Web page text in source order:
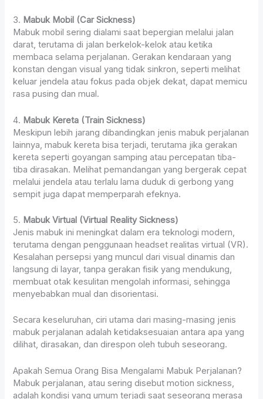
3. Mabuk Mobil (Car Sickness)
Mabuk mobil sering dialami saat bepergian melalui jalan
darat, terutama di jalan berkelok-kelok atau ketika
membaca selama perjalanan. Gerakan kendaraan yang
konstan dengan visual yang tidak sinkron, seperti melihat
keluar jendela atau fokus pada objek dekat, dapat memicu
rasa pusing dan mual.
4. Mabuk Kereta (Train Sickness)
Meskipun lebih jarang dibandingkan jenis mabuk perjalanan
lainnya, mabuk kereta bisa terjadi, terutama jika gerakan
kereta seperti goyangan samping atau percepatan tiba-
tiba dirasakan. Melihat pemandangan yang bergerak cepat
melalui jendela atau terlalu lama duduk di gerbong yang
sempit juga dapat memperparah efeknya.
5. Mabuk Virtual (Virtual Reality Sickness)
Jenis mabuk ini meningkat dalam era teknologi modern,
terutama dengan penggunaan headset realitas virtual (VR).
Kesalahan persepsi yang muncul dari visual dinamis dan
langsung di layar, tanpa gerakan fisik yang mendukung,
membuat otak kesulitan mengolah informasi, sehingga
menyebabkan mual dan disorientasi.
Secara keseluruhan, ciri utama dari masing-masing jenis
mabuk perjalanan adalah ketidaksesuaian antara apa yang
dilihat, dirasakan, dan direspon oleh tubuh seseorang.
Apakah Semua Orang Bisa Mengalami Mabuk Perjalanan?
Mabuk perjalanan, atau sering disebut motion sickness,
adalah kondisi yang umum terjadi saat seseorang merasa